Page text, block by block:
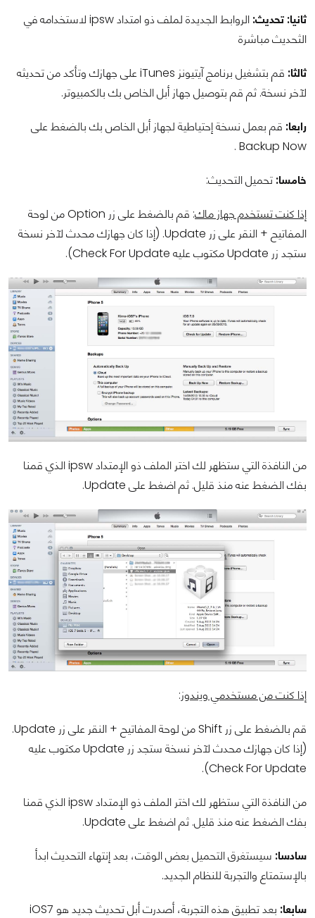
ثانيا: تحديث:
الروابط الجديدة لملف ذو امتداد ipsw لاستخدامه في
الثحديث مباشرة
ثالثا:
قم بتشغيل برنامج آيتيونز iTunes على جهازك وتأكد من تحديثه
لآخر نسخة. ثم قم بتوصيل جهاز أبل الخاص بك بالكمبيوتر.
رابعا: قم بعمل نسخة إحتياطية لجهاز أبل الخاص بك بالضغط على
Backup Now .
خامسا: تحميل التحديث:
إذا كنت تستخدم جهاز ماك
: قم بالضغط على زر Option من لوحة
المفاتيح + النقر على زر Update. (إذا كان جهازك محدث لآخر نسخة
ستجد زر Update مكتوب عليه Check For Update).
من النافذة التي ستظهر لك اختر الملف ذو الإمتداد ipsw الذي قمنا
بفك الضغط عنه منذ قليل. ثم اضغط على Update.
إذا كنت من مستخدمي ويندوز:
قم بالضغط على زر Shift من لوحة المفاتيح + النقر على زر Update.
(إذا كان جهازك محدث لآخر نسخة ستجد زر Update مكتوب عليه
Check For Update).
من النافذة التي ستظهر لك اختر الملف ذو الإمتداد ipsw الذي قمنا
بفك الضغط عنه منذ قليل. ثم اضغط على Update.
سادسا: سيستغرق التحميل بعض الوقت، بعد إنتهاء التحديث ابدأ
بالإستمتاع والتجربة للنظام الجديد.
سابعا:
بعد تطبيق هذه التجربة، أصدرت أبل تحديث جديد هو iOS7